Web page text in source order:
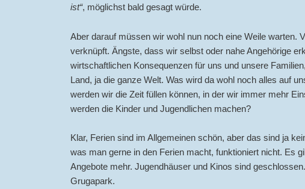
ist“, möglichst bald gesagt würde.
Aber darauf müssen wir wohl nun noch eine Weile warten.
verknüpft. Ängste, dass wir selbst oder nahe Angehörige
wirtschaftlichen Konsequenzen für uns und unsere
Land, ja die ganze Welt. Was wird da wohl noch alles auf
werden wir die Zeit füllen können, in der wir immer mehr
werden die Kinder und Jugendlichen machen?
Klar, Ferien sind im Allgemeinen schön, aber das sind ja
was man gerne in den Ferien macht, funktioniert nicht. Es
Angebote mehr. Jugendhäuser und Kinos sind
Grugapark.